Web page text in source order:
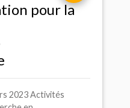
pour la
2023 Activités